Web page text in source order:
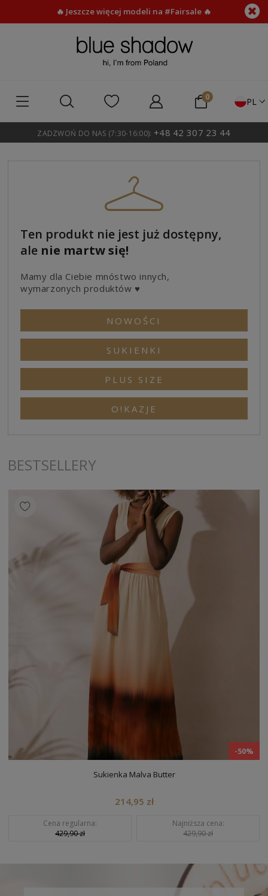
🔥 Jeszcze więcej modeli na #Fairsale 🔥
PL
ZADZWOŃ DO NAS (7:30-16:00): +48 42 307 23 44
Ten produkt nie jest już dostępny,
ale nie martw się!
Mamy dla Ciebie mnóstwo innych,
wymarzonych produktów ♥
NOWOŚCI
SUKIENKI
PLUS SIZE
O!KAZJE
BESTSELLERY
-50%
Sukienka Malva Butter
214,95 zł
Cena regularna:
429,90 zł
Najniższa cena:
429,90 zł